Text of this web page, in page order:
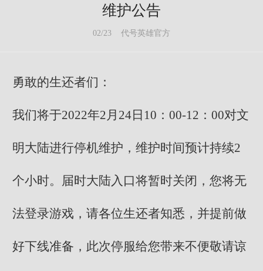
维护公告
02/23 代号英雄官方
勇敢的生还者们：
我们将于2022年2月24日10：00-12：00对文
明大陆进行停机维护，维护时间预计持续2
个小时。届时大陆入口将暂时关闭，您将无
法登录游戏，请各位生还者知悉，并提前做
好下线准备，此次停服给您带来不便敬请谅